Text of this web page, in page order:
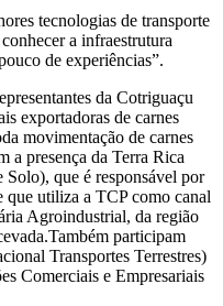
tecnologias de transporte
a infraestrutura
de experiências”.
da Cotriguaçu
exportadoras de carnes
movimentação de carnes
a presença da Terra Rica
que é responsável por
que utiliza a TCP como canal
Agroindustrial, da região
participam
Transportes Terrestres)
Comerciais e Empresariais